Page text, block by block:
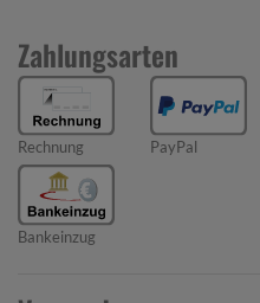
Zahlungsarten
Rechnung PayPal
Bankeinzug